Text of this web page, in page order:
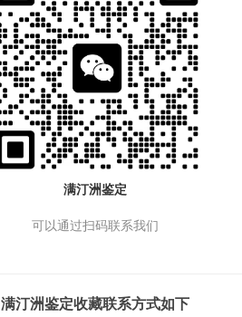
满汀洲鉴定
可以通过扫码联系我们
满汀洲鉴定收藏联系方式如下